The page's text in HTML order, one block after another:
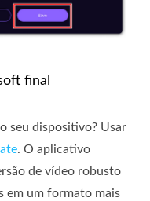
final
seu dispositivo? Usar
. O aplicativo
de vídeo robusto
em um formato mais